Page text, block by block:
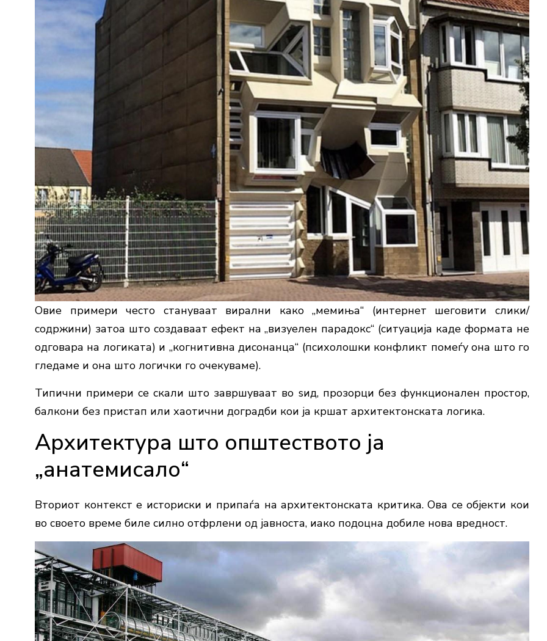
Овие примери често стануваат вирални како „мемиња“ (интернет шеговити слики/
содржини) затоа што создаваат ефект на „визуелен парадокс“ (ситуација каде формата не
одговара на логиката) и „когнитивна дисонанца“ (психолошки конфликт помеѓу она што го
гледаме и она што логички го очекуваме).
Типични примери се скали што завршуваат во ѕид, прозорци без функционален простор,
балкони без пристап или хаотични доградби кои ја кршат архитектонската логика.
Архитектура што општеството ја
„анатемисало“
Вториот контекст е историски и припаѓа на архитектонската критика. Ова се објекти кои
во своето време биле силно отфрлени од јавноста, иако подоцна добиле нова вредност.